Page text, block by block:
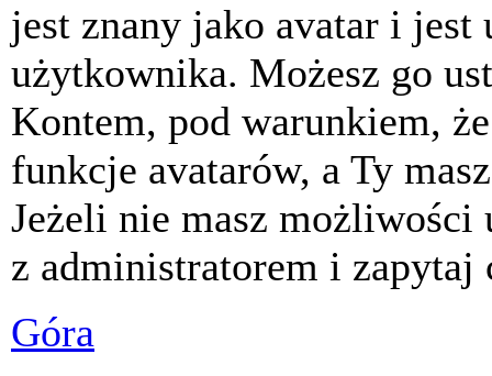
jest znany jako avatar i jest
użytkownika. Możesz go
Kontem, pod warunkiem,
funkcje avatarów, a Ty
Jeżeli nie masz możliwości
z administratorem i zapytaj
Góra